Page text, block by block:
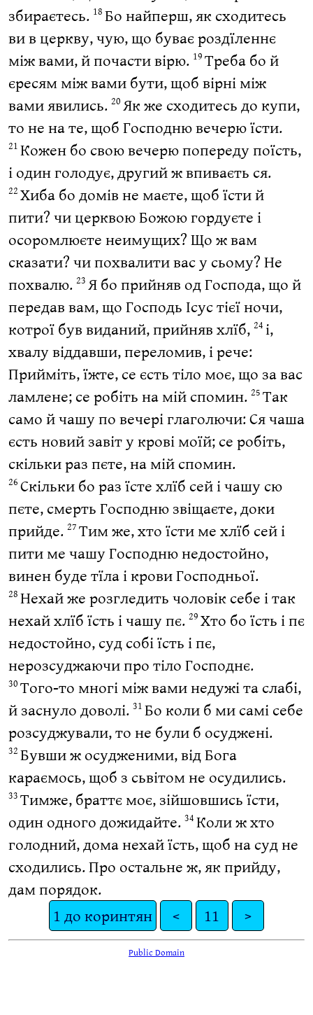
збираєтесь. 18 Бо найперш, як сходитесь
ви в церкву, чую, що буває роздїленнє
між вами, й почасти вірю. 19 Треба бо й
єресям між вами бути, щоб вірні між
вами явились. 20 Як же сходитесь до купи,
то не на те, щоб Господню вечерю їсти.
21 Кожен бо свою вечерю попереду поїсть,
і один голодує, другий ж впиваєть ся.
22 Хиба бо домів не маєте, щоб їсти й
пити? чи церквою Божою гордуєте і
осоромлюєте неимущих? Що ж вам
сказати? чи похвалити вас у сьому? Не
похвалю. 23 Я бо прийняв од Господа, що й
передав вам, що Господь Ісус тієї ночи,
котрої був виданий, прийняв хлїб, 24 і,
хвалу віддавши, переломив, і рече:
Прийміть, їжте, се єсть тіло моє, що за вас
ламлене; се робіть на мій спомин. 25 Так
само й чашу по вечері глаголючи: Ся чаша
єсть новий завіт у крові моїй; се робіть,
скільки раз пєте, на мій спомин.
26 Скільки бо раз їсте хлїб сей і чашу сю
пєте, смерть Господню звіщаєте, доки
прийде. 27 Тим же, хто їсти ме хлїб сей і
пити ме чашу Господню недостойно,
винен буде тїла і крови Господньої.
28 Нехай же розгледить чоловік себе і так
нехай хлїб їсть і чашу пє. 29 Хто бо їсть і пє
недостойно, суд собі їсть і пє,
нерозсуджаючи про тіло Господнє.
30 Того-то многі між вами недужі та слабі,
й заснуло доволі. 31 Бо коли б ми самі себе
розсуджували, то не були б осуджені.
32 Бувши ж осудженими, від Бога
караємось, щоб з сьвітом не осудились.
33 Тимже, браттє моє, зійшовшись їсти,
один одного дожидайте. 34 Коли ж хто
голодний, дома нехай їсть, щоб на суд не
сходились. Про остальне ж, як прийду,
дам порядок.
1 до коринтян
< 11 >
Public Domain